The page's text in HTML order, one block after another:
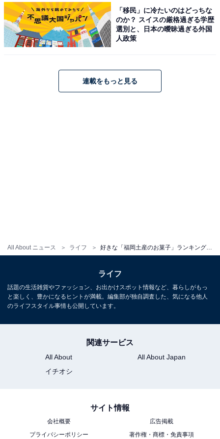
All About ニュース ライフ
いないと思います。家族みんなが大好きなお菓子で、見
た目も可愛いです（49歳女性／新潟県）」など、もらっ
てもあげても間違いないお土産、との声が集まりまし
第1位：博多通りもん／明月堂
View this post on Instagram
「移民」に冷たいのはどっちな
のか？ スイスの厳格過ぎる学歴
選別と、日本の曖昧過ぎる外国
人政策
連載をもっと見る
ライフ
話題の生活雑貨やファッション、お出かけスポット情報など、暮らしがもっ
と楽しく、豊かになるヒントが満載。編集部が独自調査した、気になる他人
のライフスタイル事情も公開しています。
関連サービス
All About
All About Japan
イチオシ
サイト情報
会社概要
広告掲載
プライバシーポリシー
著作権・商標・免責事項